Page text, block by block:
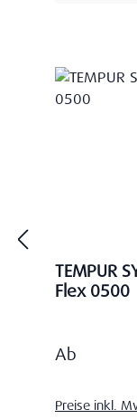
TEMPUR
Flex 0500
Regulärer
Ab
Preise inkl.